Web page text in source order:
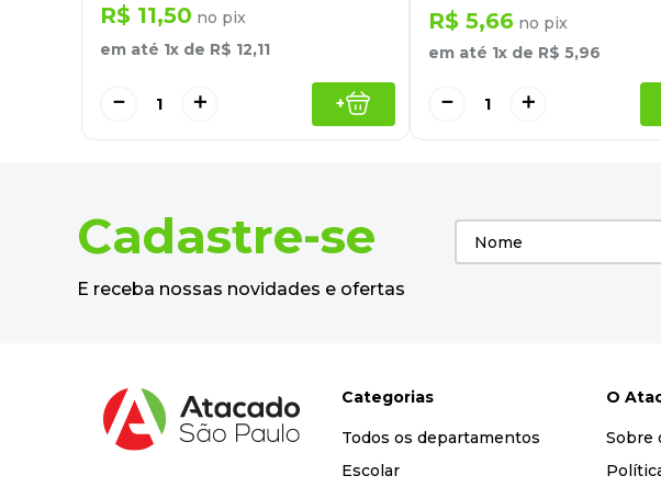
R$ 11,50 no pix
em até 1x de R$ 12,11
＋
－ +
R$ 5,66 no pix
em até 1x de R$ 5,96
＋
－
Cadastre-se
E receba nossas novidades e ofertas
Categorias
Todos os departamentos
Escolar
O
Sobre